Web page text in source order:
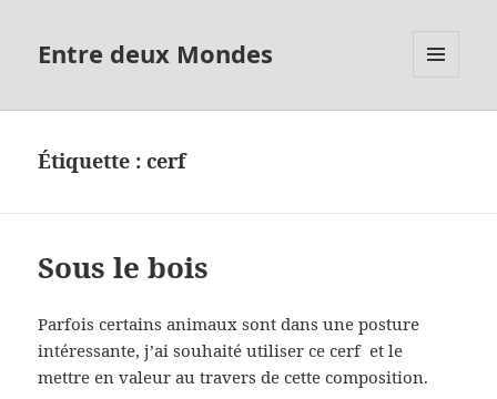
Entre deux Mondes
Étiquette :cerf
Sous le bois
Parfois certains animaux sont dans une posture
intéressante, j’ai souhaité utiliser ce cerf et le
mettre en valeur au travers de cette composition.